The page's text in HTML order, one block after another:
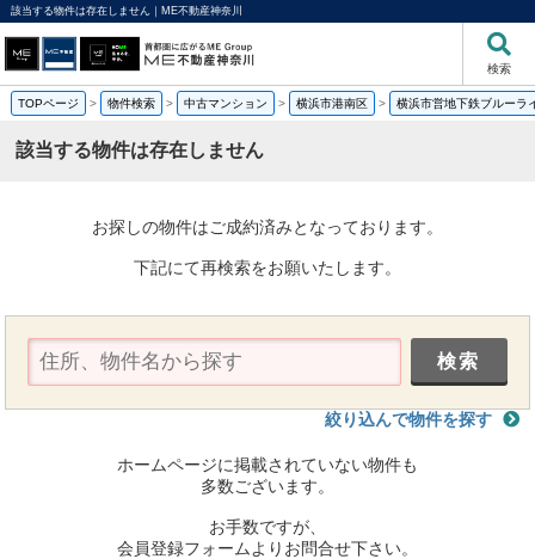
該当する物件は存在しません｜ME不動産神奈川
検索
TOPページ > 物件検索 > 中古マンション > 横浜市港南区 > 横浜市営地下鉄ブルーラ
該当する物件は存在しません
お探しの物件はご成約済みとなっております。
下記にて再検索をお願いたします。
絞り込んで物件を探す
ホームページに掲載されていない物件も
多数ございます。
お手数ですが、
会員登録フォームよりお問合せ下さい。